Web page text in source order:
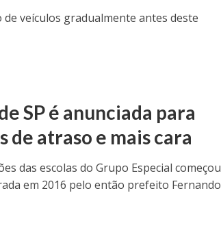
veículos gradualmente antes deste
SP é anunciada para
de atraso e mais cara
das escolas do Grupo Especial começou
em 2016 pelo então prefeito Fernando